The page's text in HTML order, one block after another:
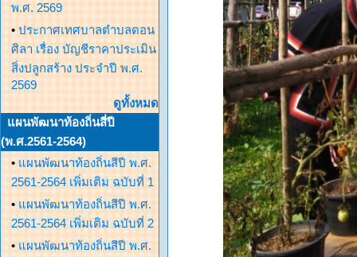
พ.ศ. 2569
• ประกาศเทศบาลตำบลดอน
ศิลา เรื่อง บัญชีราคาประเมิน
สิ่งปลูกสร้าง ประจำปี พ.ศ.
2569
ดูทั้งหมด
แผนพัฒนาท้องถิ่นสี่ปี
(พ.ศ.2561-2564)
• แผนพัฒนาท้องถิ่นสีปี พ.ศ.
2561-2564 เพิ่มเติม ฉบับที่ 1
• แผนพัฒนาท้องถิ่นสีปี พ.ศ.
2561-2564 เพิ่มเติม ฉบับที่ 2
• แผนพัฒนาท้องถิ่นสีปี พ.ศ.